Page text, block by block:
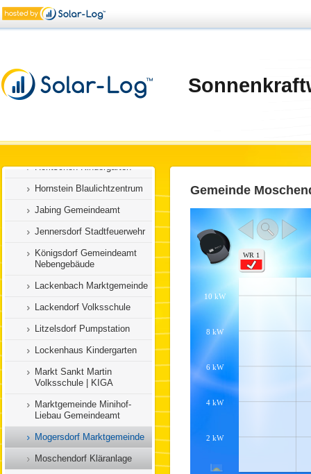
Draßburg Bauhof
Großwarasdorf Gemeinde
Marktgemeinde
Deutschkreutz Gemeindeamt
Horitschon Kindergarten
Hornstein Blaulichtzentrum
Jabing Gemeindeamt
Jennersdorf Stadtfeuerwehr
Königsdorf Gemeindeamt
Nebengebäude
Lackenbach Marktgemeinde
Lackendorf Volksschule
Litzelsdorf Pumpstation
Lockenhaus Kindergarten
Markt Sankt Martin
Volksschule | KIGA
Marktgemeinde Minihof-
Liebau Gemeindeamt
Mogersdorf Marktgemeinde
Moschendorf Kläranlage
Gemeinde